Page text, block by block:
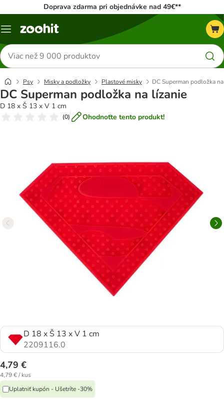
Doprava zdarma pri objednávke nad 49€**
Kategórie
Hľadať
produkty
Psy Misky a podložky Plastové misky DC Superman podložka
DC Superman podložka na lízanie
D 18 x Š 13 x V 1 cm
(0) Ohodnoťte tento produkt!
D 18 x Š 13 x V 1 cm
2209116.0
4,79 €
4,79 € / kus
Uplatniť kupón - Ušetríte -30%